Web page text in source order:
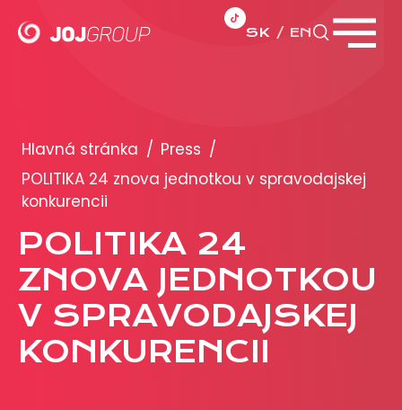
SK EN
Brandy
Produkty
PRODUKCIA
REKLAMA
Viac o reklamných formátoch
Obchodné podmienky
Prezentácia 2026
Hlavná stránka / Press /
POLITIKA 24 znova jednotkou v spravodajskej
konkurencii
POLITIKA 24
ZNOVA JEDNOTKOU
V SPRAVODAJSKEJ
KONKURENCII